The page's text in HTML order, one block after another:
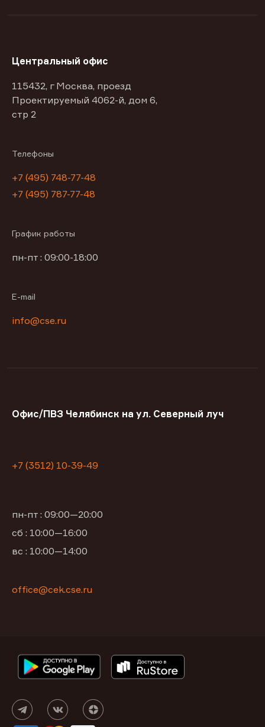
Центральный офис
115432, г Москва, проезд
Проектируемый 4062-й, дом 6,
стр 2
Телефоны
+7 (495) 748-77-48
+7 (495) 787-77-48
График работы
пн-пт : 09:00-18:00
E-mail
info@cse.ru
Офис/ПВЗ Челябинск на ул. Северный луч
+7 (3512) 10-39-49
пн-пт : 09:00—20:00
сб : 10:00—16:00
вс : 10:00—14:00
office@cek.cse.ru